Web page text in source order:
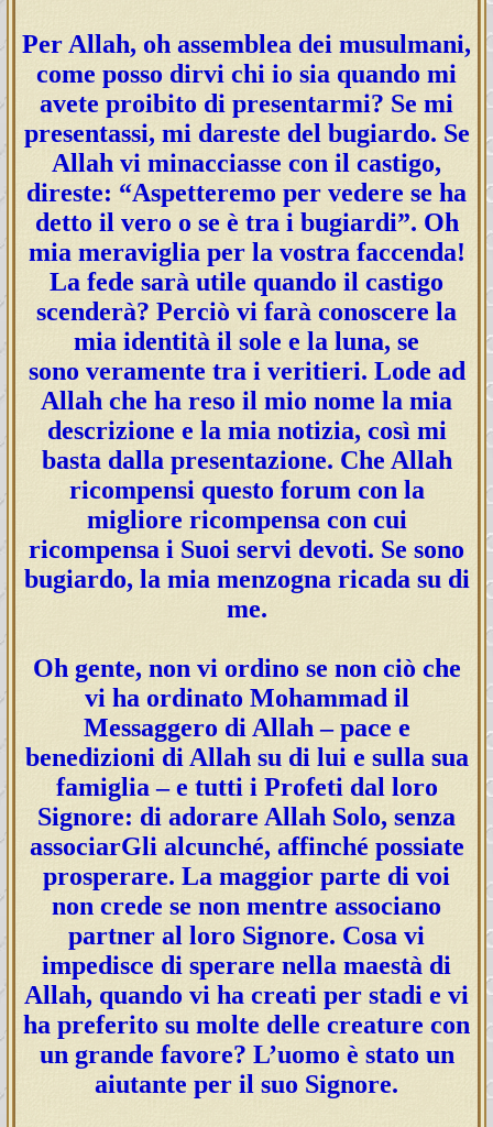
Per Allah, oh assemblea dei musulmani,
come posso dirvi chi io sia quando mi
avete proibito di presentarmi? Se mi
presentassi, mi dareste del bugiardo. Se
Allah vi minacciasse con il castigo,
direste: “Aspetteremo per vedere se ha
detto il vero o se è tra i bugiardi”. Oh
mia meraviglia per la vostra faccenda!
La fede sarà utile quando il castigo
scenderà? Perciò vi farà conoscere la
mia identità il sole e la luna, se
sono veramente tra i veritieri. Lode ad
Allah che ha reso il mio nome la mia
descrizione e la mia notizia, così mi
basta dalla presentazione. Che Allah
ricompensi questo forum con la
migliore ricompensa con cui
ricompensa i Suoi servi devoti. Se sono
bugiardo, la mia menzogna ricada su di
me.
Oh gente, non vi ordino se non ciò che
vi ha ordinato Mohammad il
Messaggero di Allah – pace e
benedizioni di Allah su di lui e sulla sua
famiglia – e tutti i Profeti dal loro
Signore: di adorare Allah Solo, senza
associarGli alcunché, affinché possiate
prosperare. La maggior parte di voi
non crede se non mentre associano
partner al loro Signore. Cosa vi
impedisce di sperare nella maestà di
Allah, quando vi ha creati per stadi e vi
ha preferito su molte delle creature con
un grande favore? L’uomo è stato un
aiutante per il suo Signore.